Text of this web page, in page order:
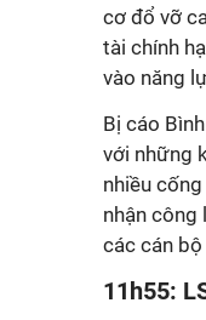
cơ đổ vỡ
tài chính
vào năng
Bị cáo
với những
nhiều
nhận công
các cán bộ
11h55: